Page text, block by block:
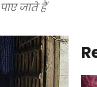
जाते हैं